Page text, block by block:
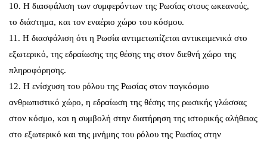
10. Η διασφάλιση των συμφερόντων της Ρωσίας στους ωκεανούς,
το διάστημα, και τον εναέριο χώρο του κόσμου.
11. Η διασφάλιση ότι η Ρωσία αντιμετωπίζεται αντικειμενικά στο
εξωτερικό, της εδραίωσης της θέσης της στον διεθνή χώρο της
πληροφόρησης.
12. Η ενίσχυση του ρόλου της Ρωσίας στον παγκόσμιο
ανθρωπιστικό χώρο, η εδραίωση της θέσης της ρωσικής γλώσσας
στον κόσμο, και η συμβολή στην διατήρηση της ιστορικής αλήθειας
στο εξωτερικό και της μνήμης του ρόλου της Ρωσίας στην